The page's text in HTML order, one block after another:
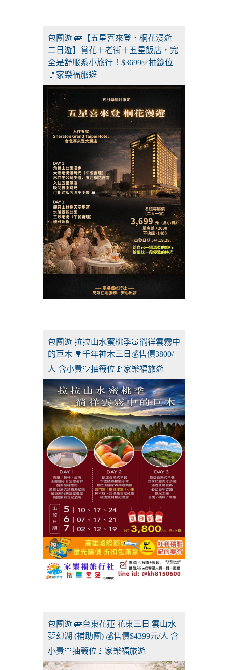
包團遊 🚌【五星喜來登．桐花漫遊
二日遊】賞花＋老街＋五星飯店，完
全是舒服系小旅行！$3699✅抽籤位
🚩家樂福旅遊
包團遊 拉拉山水蜜桃季🍑徜徉雲霧中
的巨木 🌳千年神木三日💰售價3800/
人 含小費💛抽籤位🚩家樂福旅遊
包團遊 🚌台東花蓮 花東三日 雲山水
夢幻湖 (補助團) 💰售價$4399元/人 含
小費💛抽籤位🚩家樂福旅遊